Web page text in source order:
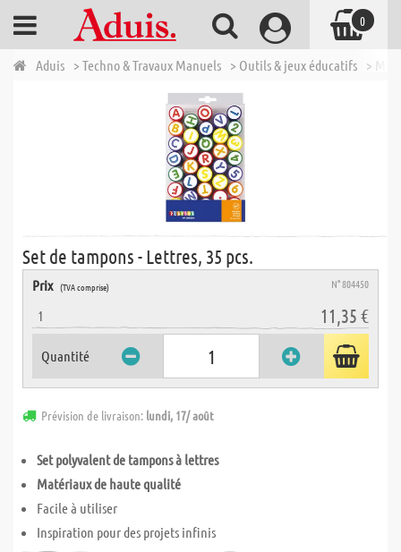
Aduis > Techno & Travaux Manuels > Outils & jeux éducatifs >
Set de tampons - Lettres, 35 pcs.
Prix (TVA comprise) N° 804450
1 11,35 €
Quantité
Prévision de livraison: lundi, 17/ août
Set polyvalent de tampons à lettres
Matériaux de haute qualité
Facile à utiliser
Inspiration pour des projets infinis
0